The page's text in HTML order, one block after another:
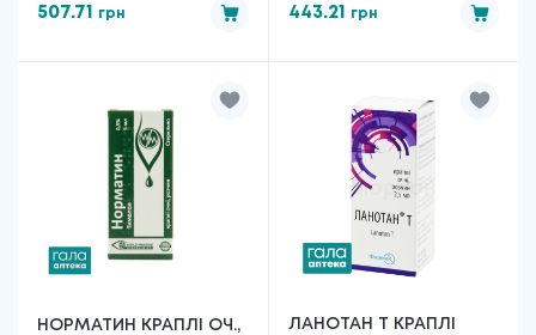
507.71 грн 443.21 грн
НОРМАТИН КРАПЛІ ОЧ.,
ЛАНОТАН Т КРАПЛІ